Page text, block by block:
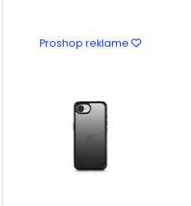
Proshop reklame